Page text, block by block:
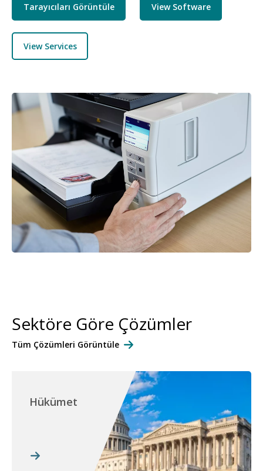
Tarayıcıları Görüntüle View Software
View Services
Resim
Sektöre Göre Çözümler
Tüm Çözümleri Görüntüle
Hükümet